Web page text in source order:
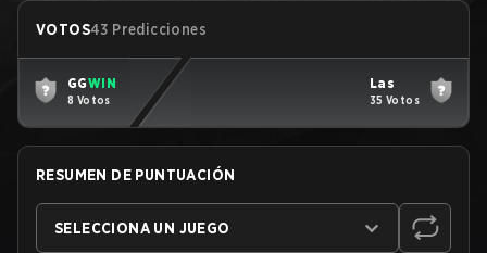
VOTOS43 Predicciones
GGWIN
8 Votos
Las
35 Votos
RESUMEN DE PUNTUACIÓN
SELECCIONA UN JUEGO